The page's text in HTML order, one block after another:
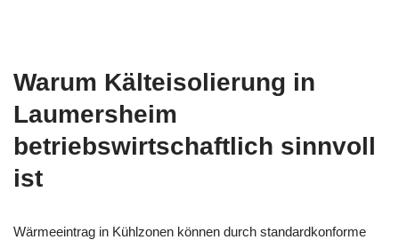
Warum Kälteisolierung in
Laumersheim
betriebswirtschaftlich sinnvoll
ist
Wärmeeintrag in Kühlzonen können durch standardkonforme